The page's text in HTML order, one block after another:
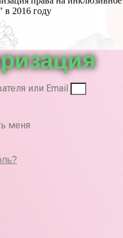
в 2016 году
или Email
меня